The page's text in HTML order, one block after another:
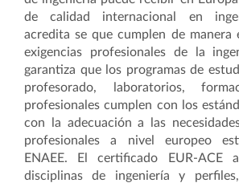
de calidad internacional en
acredita se que cumplen de manera
exigencias profesionales de la
garantiza que los programas de
profesorado, laboratorios,
profesionales cumplen con los
con la adecuación a las
profesionales a nivel europeo
ENAEE.
El certificado EUR-ACE
disciplinas de ingeniería y